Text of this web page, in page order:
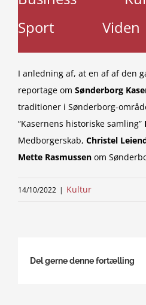
Sport
Viden
I anledning af, at en af af den
reportage om Sønderborg
traditioner i Sønderborg-
“Kasernens historiske samling”
Medborgerskab, Christel
Mette Rasmussen om
14/10/2022 | Kultur
Del gerne denne fortælling